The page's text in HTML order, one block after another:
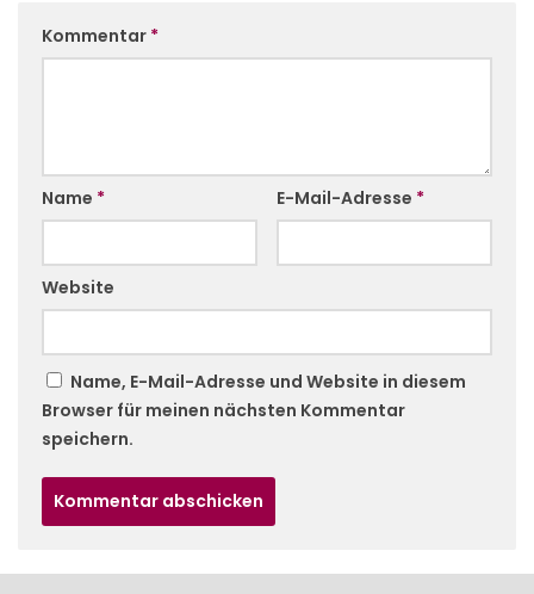
Kommentar *
Name * E-Mail-Adresse *
Website
Name, E-Mail-Adresse und Website in diesem
Browser für meinen nächsten Kommentar
speichern.